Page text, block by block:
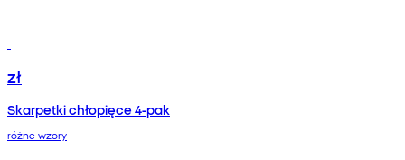
zł
Skarpetki chłopięce 4-pak
różne wzory